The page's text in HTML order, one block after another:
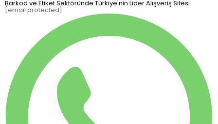
Barkod ve Etiket Sektöründe Türkiye'nin Lider Alışveriş Sitesi
[email protected]